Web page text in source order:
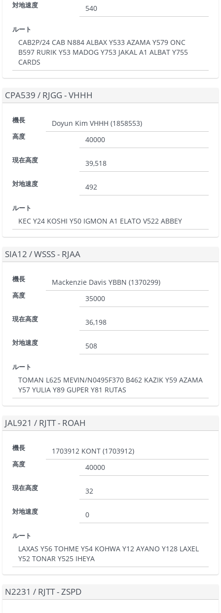
対地速度 540
ルート
CAB2P/24 CAB N884 ALBAX Y533 AZAMA Y579 ONC
B597 RURIK Y53 MADOG Y753 JAKAL A1 ALBAT Y755
CARDS
CPA539 / RJGG - VHHH
機長 Doyun Kim VHHH (1858553)
高度 40000
現在高度 39,518
対地速度 492
ルート
KEC Y24 KOSHI Y50 IGMON A1 ELATO V522 ABBEY
SIA12 /WSSS - RJAA
機長 Mackenzie Davis YBBN (1370299)
高度 35000
現在高度 36,198
対地速度 508
ルート
TOMAN L625 MEVIN/N0495F370 B462 KAZIK Y59 AZAMA
Y57 YULIA Y89 GUPER Y81 RUTAS
JAL921 / RJTT - ROAH
機長 1703912 KONT(1703912)
高度 40000
現在高度 32
対地速度 0
ルート
LAXAS Y56 TOHME Y54 KOHWA Y12 AYANO Y128 LAXEL
Y52 TONAR Y525 IHEYA
N2231 / RJTT - ZSPD